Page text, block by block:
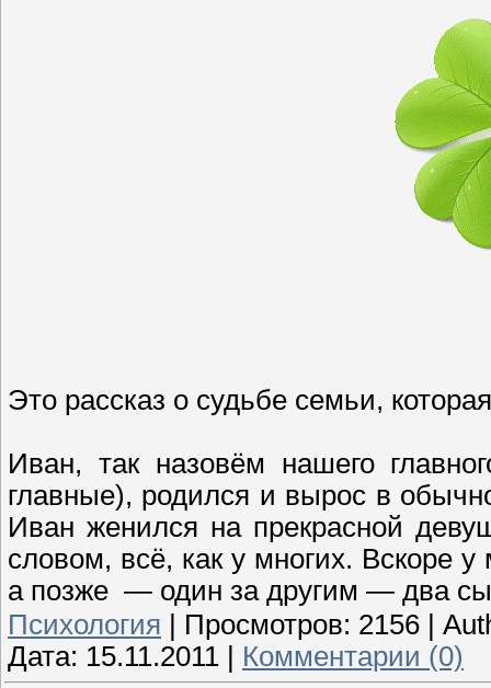
Это рассказ о судьбе семьи,
Иван, так назовём нашего
главные), родился и вырос в
Иван женился на прекрасной
словом, всё, как у многих. Вскоре
а позже — один за другим — два
Психология
Просмотров: 2156
Дата: 15.11.2011
Комментарии (0)